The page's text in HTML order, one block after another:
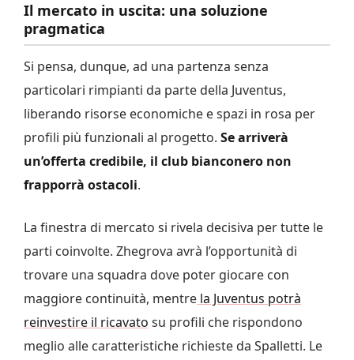
Il mercato in uscita: una soluzione
pragmatica
Si pensa, dunque, ad una partenza senza
particolari rimpianti da parte della Juventus,
liberando risorse economiche e spazi in rosa per
profili più funzionali al progetto. Se arriverà
un’offerta credibile, il club bianconero non
frapporrà ostacoli.
La finestra di mercato si rivela decisiva per tutte le
parti coinvolte. Zhegrova avrà l’opportunità di
trovare una squadra dove poter giocare con
maggiore continuità, mentre la Juventus potrà
reinvestire il ricavato su profili che rispondono
meglio alle caratteristiche richieste da Spalletti. Le